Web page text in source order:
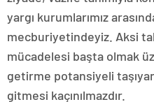
yargı kurumlarımız
mecburiyetindeyiz. Aksi
mücadelesi başta olmak
getirme potansiyeli
gitmesi kaçınılmazdır.